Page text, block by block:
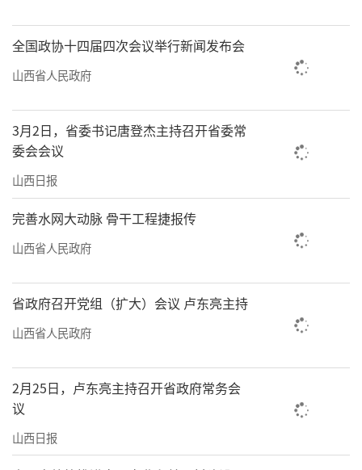
全国政协十四届四次会议举行新闻发布会
山西省人民政府
3月2日，省委书记唐登杰主持召开省委常
委会会议
山西日报
完善水网大动脉 骨干工程捷报传
山西省人民政府
省政府召开党组（扩大）会议 卢东亮主持
山西省人民政府
2月25日，卢东亮主持召开省政府常务会
议
山西日报